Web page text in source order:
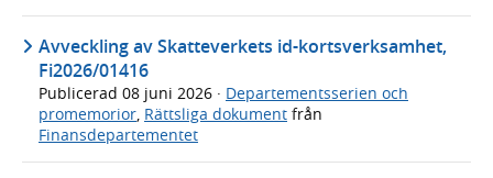
Avveckling av Skatteverkets id-kortsverksamhet,
Fi2026/01416
Publicerad 08 juni 2026 · Departementsserien och
promemorior Rättsliga dokument från
Finansdepartementet